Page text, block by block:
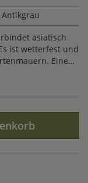
Antikgrau
asiatisch
ist wetterfest und
Eine